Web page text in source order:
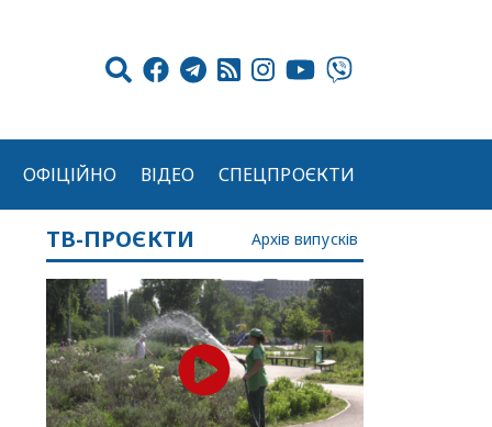
ОФІЦІЙНО ВІДЕО СПЕЦПРОЄКТИ
ТВ-ПРОЄКТИ Архів випусків